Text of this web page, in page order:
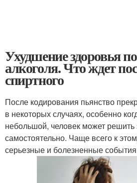
Ухудшение здоровья
алкоголя. Что ждет
спиртного
После кодирования пьянство
в некоторых случаях, особенно
небольшой, человек может решить
самостоятельно. Чаще всего к
серьезные и болезненные